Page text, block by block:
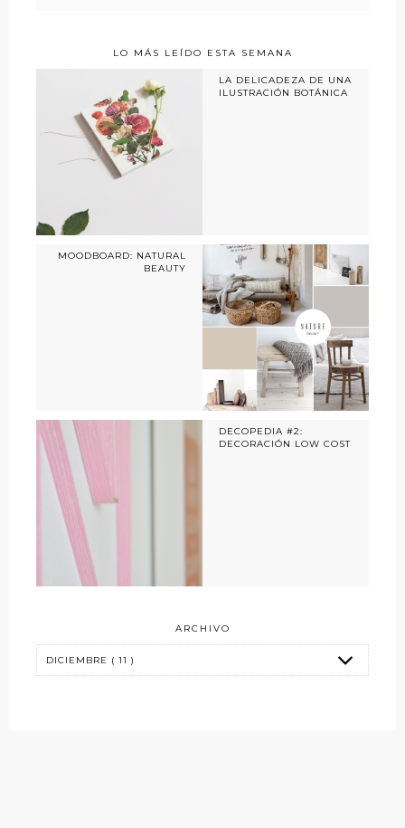
LO MÁS LEÍDO ESTA SEMANA
LA DELICADEZA DE UNA
ILUSTRACIÓN BOTÁNICA
MOODBOARD: NATURAL
BEAUTY
DECOPEDIA #2:
DECORACIÓN LOW COST
ARCHIVO